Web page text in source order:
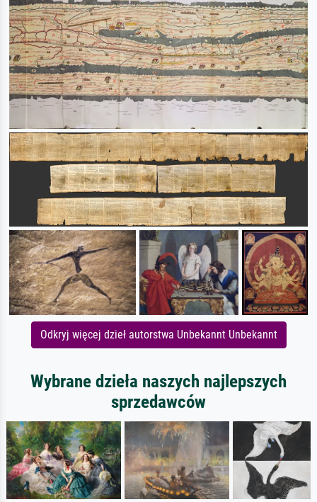
Odkryj więcej dzieł autorstwa Unbekannt Unbekannt
Wybrane dzieła naszych najlepszych
sprzedawców